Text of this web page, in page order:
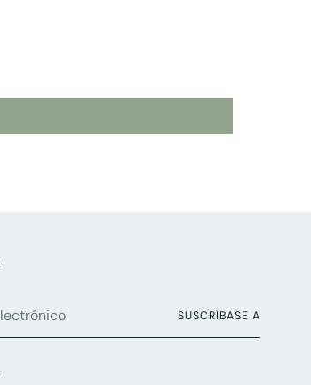
SUSCRÍBASE A